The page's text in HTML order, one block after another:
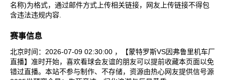
名称)为格式，通过邮件方式上传相关链接，网友上传链接不得包
含违法违规内容.
赛事信息
北京时间：2026-07-09 02:30:00 ，【蒙特罗斯VS因弗鲁里机车厂
直播】准时开始，喜欢看球会友谊的朋友可以提前收藏本页面以免
错过直播。本站不参与制作、不存储，资源由热心网友提供信号源